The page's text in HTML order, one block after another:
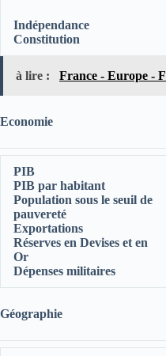
Indépendance
Constitution
à lire : France - Europe -
Economie
PIB
PIB par habitant
Population sous le seuil de
pauvereté
Exportations
Réserves en Devises et en
Or
Dépenses militaires
Géographie